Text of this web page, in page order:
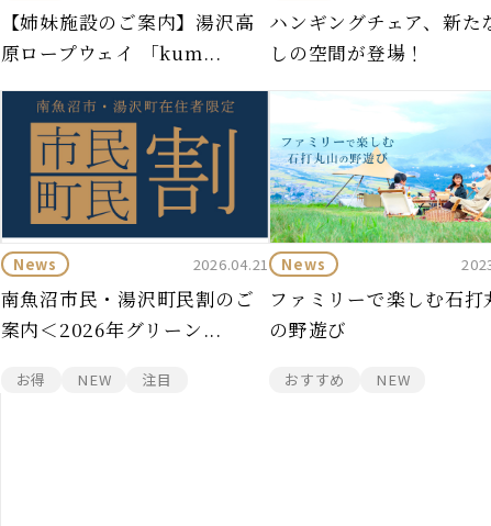
【姉妹施設のご案内】湯沢高
原ロープウェイ 「kum...
ハンギングチェア、新た
しの空間が登場！
News 2026.04.21
南魚沼市民・湯沢町民割のご
案内＜2026年グリーン...
お得 NEW 注目
News
ファミリーで楽しむ石打
の野遊び
おすすめ NEW